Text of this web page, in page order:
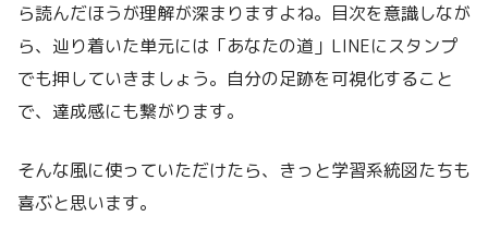
ら読んだほうが理解が深まりますよね。目次を意識しなが
ら、辿り着いた単元には「あなたの道」LINEにスタンプ
でも押していきましょう。自分の足跡を可視化すること
で、達成感にも繋がります。
そんな風に使っていただけたら、きっと学習系統図たちも
喜ぶと思います。